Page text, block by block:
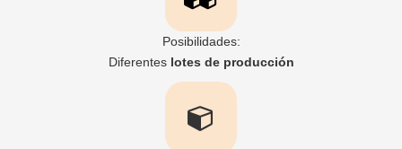
Posibilidades:
Diferentes lotes de producción